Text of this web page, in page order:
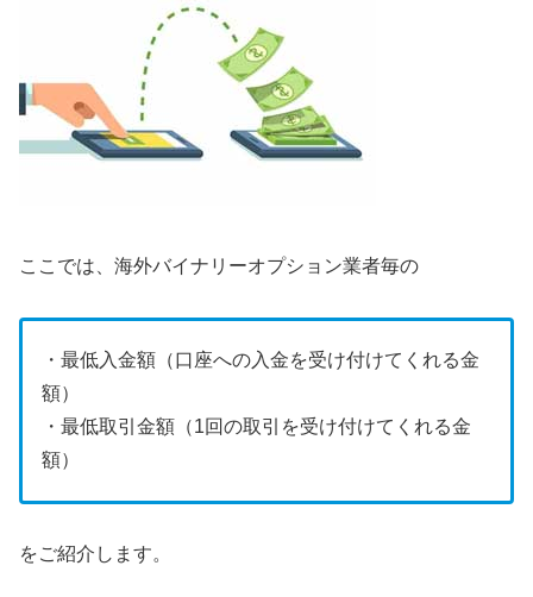
ここでは、海外バイナリーオプション業者毎の
・最低入金額（口座への入金を受け付けてくれる金
額）
・最低取引金額（1回の取引を受け付けてくれる金
額）
をご紹介します。